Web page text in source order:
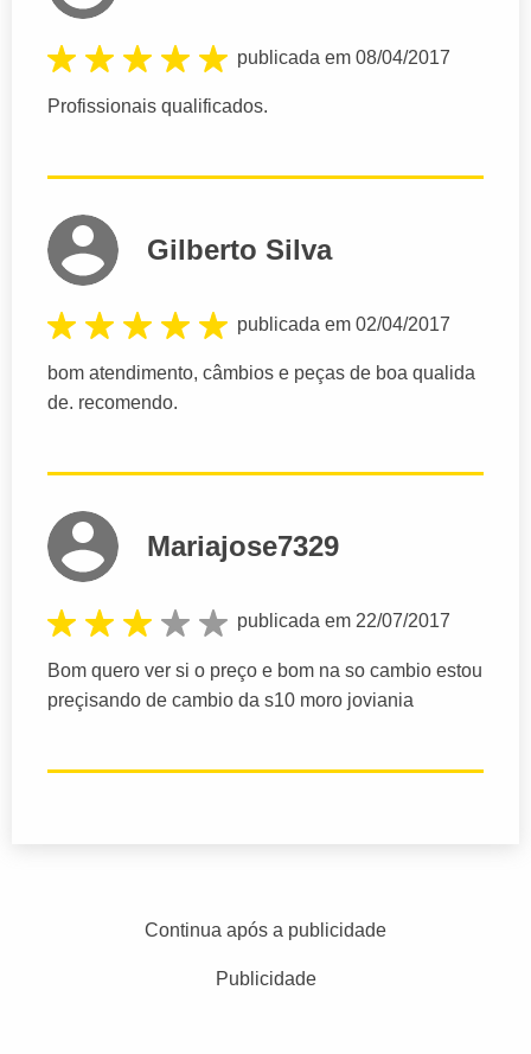
publicada em 08/04/2017
Profissionais qualificados.
Gilberto Silva
publicada em 02/04/2017
bom atendimento, câmbios e peças de boa qualida
de. recomendo.
Mariajose7329
publicada em 22/07/2017
Bom quero ver si o preço e bom na so cambio estou
preçisando de cambio da s10 moro joviania
Continua após a publicidade
Publicidade